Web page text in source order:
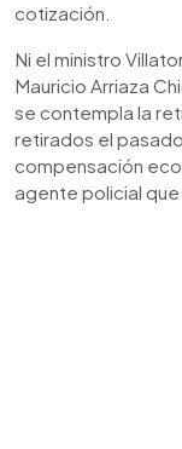
cotización.
Ni el ministro
Mauricio Arriaza
se contempla la
retirados el
compensación
agente policial que